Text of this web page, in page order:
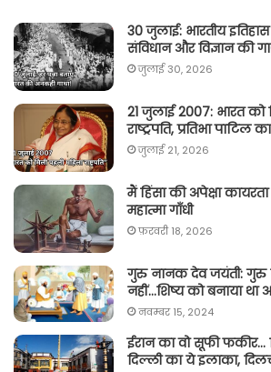
30 जुलाई: भारतीय
संविधान और विज्ञान की
जुलाई 30, 2026
21 जुलाई 2007: भारत को
राष्ट्रपति, प्रतिभा पाटिल
जुलाई 21, 2026
मैं हिंसा की अपेक्षा
महात्मा गाँधी
फ़रवरी 18, 2026
गुरु नानक देव जयंती: गुरु
नहीं…शिष्य को बनाया था
नवम्बर 15, 2024
ईरान का वो सूफी
दिल्ली का ये इलाका,